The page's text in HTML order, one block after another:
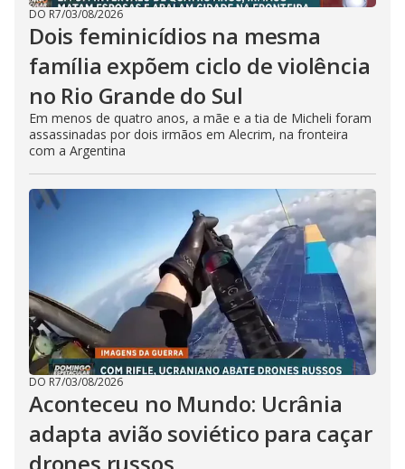
DO R7/03/08/2026
Dois feminicídios na mesma
família expõem ciclo de violência
no Rio Grande do Sul
Em menos de quatro anos, a mãe e a tia de Micheli foram
assassinadas por dois irmãos em Alecrim, na fronteira
com a Argentina
DO R7/03/08/2026
Aconteceu no Mundo: Ucrânia
adapta avião soviético para caçar